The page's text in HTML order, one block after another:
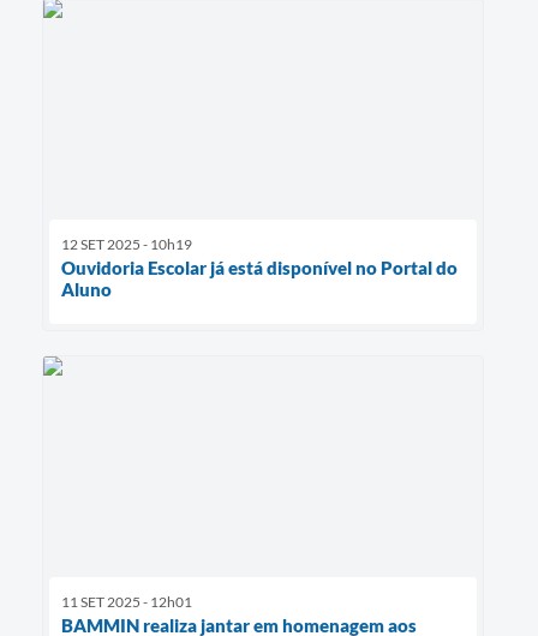
12 SET 2025 - 10h19
Ouvidoria Escolar já está disponível no Portal do
Aluno
11 SET 2025 - 12h01
BAMMIN realiza jantar em homenagem aos